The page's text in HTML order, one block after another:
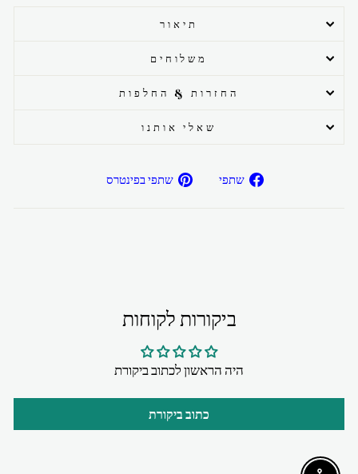
תיאור
משלוחים
החזרות & החלפות
שאלי אותנו
שתפי
שתפ/י שתפי בפינטרס
ביקורות לקוחות
היה הראשון לכתוב ביקורת
כתוב ביקורת